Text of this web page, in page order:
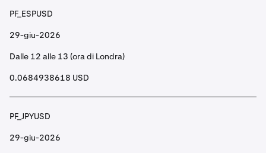
PF_ESPUSD
29-giu-2026
Dalle 12 alle 13 (ora di Londra)
0.0684938618 USD
PF_JPYUSD
29-giu-2026